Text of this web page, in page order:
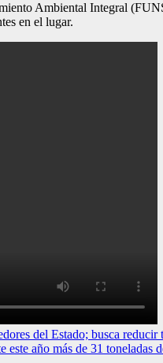
Ambiental Integral
en el lugar.
del Estado; busca
año más de 31 toneladas